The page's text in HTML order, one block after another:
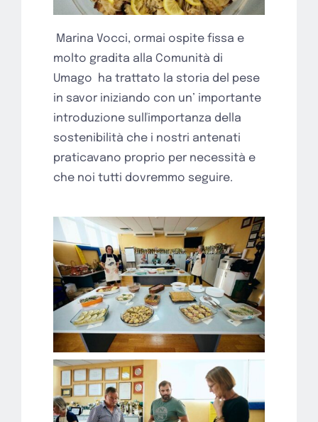
Marina Vocci, ormai ospite fissa e
molto gradita alla Comunità di
Umago ha trattato la storia del pese
in savor iniziando con un’ importante
introduzione sulľimportanza della
sostenibilità che i nostri antenati
praticavano proprio per necessità e
che noi tutti dovremmo seguire.